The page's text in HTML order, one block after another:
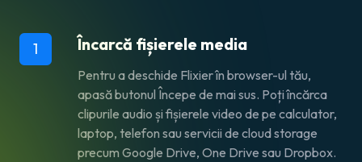
1 Încarcă fișierele media
Pentru a deschide Flixier în browser-ul tău,
apasă butonul Începe de mai sus. Poți încărca
clipurile audio și fișierele video de pe calculator,
laptop, telefon sau servicii de cloud storage
precum Google Drive, One Drive sau Dropbox.